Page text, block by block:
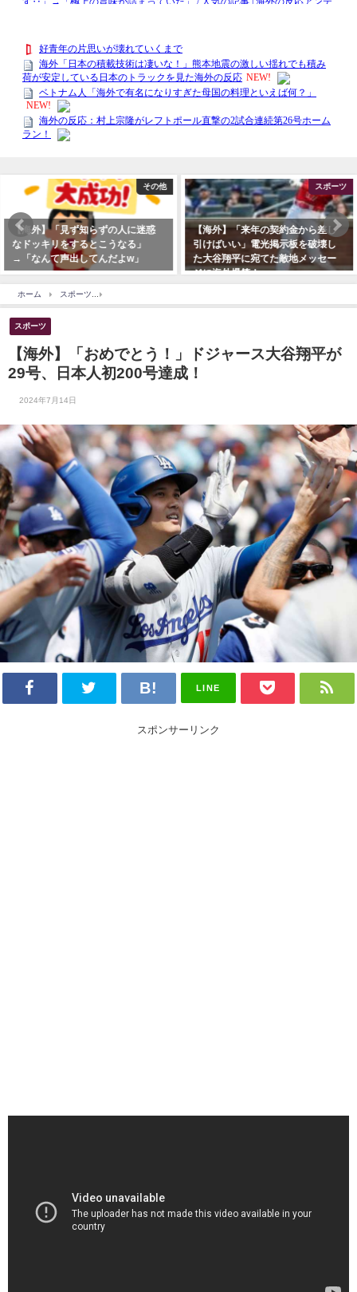
その他
【海外】「見ず知らずの人に迷惑
なドッキリをするとこうなる」
→「なんて声出してんだよw」
スポーツ
【海外】「来年の契約金から差し
引けばいい」電光掲示板を破壊し
た大谷翔平に宛てた敵地メッセー
ジに海外爆笑！
ホーム スポーツ
スポーツ
【海外】「おめでとう！」ドジャース大谷翔平が
29号、日本人初200号達成！
2024年7月14日
LINE
スポンサーリンク